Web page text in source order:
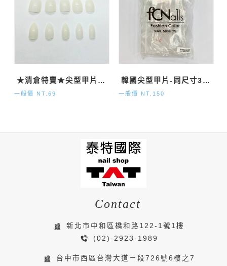
★清倉特賣★尖型甲片-自然500P
一般價 NT.69
韓國尖型甲片-同尺寸3號 透明500P
一般價 NT.150
Contact
新北市中和區橋和路122-1號1樓
(02)-2923-1989
台中市西區台灣大道ㄧ段726號6樓之7